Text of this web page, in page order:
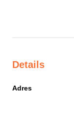
Details
Adres